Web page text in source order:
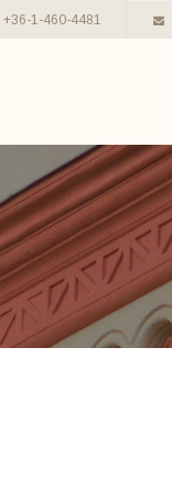
+36-1-460-4481